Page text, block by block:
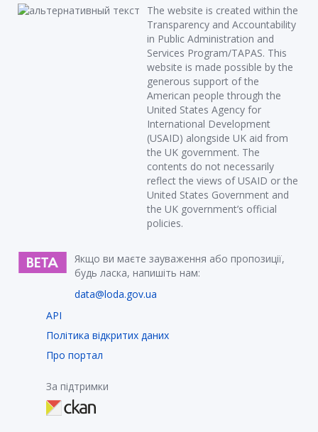
The website is created within the
Transparency and Accountability
in Public Administration and
Services Program/TAPAS. This
website is made possible by the
generous support of the
American people through the
United States Agency for
International Development
(USAID) alongside UK aid from
the UK government. The
contents do not necessarily
reflect the views of USAID or the
United States Government and
the UK government’s official
policies.
Якщо ви маєте зауваження або пропозиції,
будь ласка, напишіть нам:
data@loda.gov.ua
API
Політика відкритих даних
Про портал
За підтримки